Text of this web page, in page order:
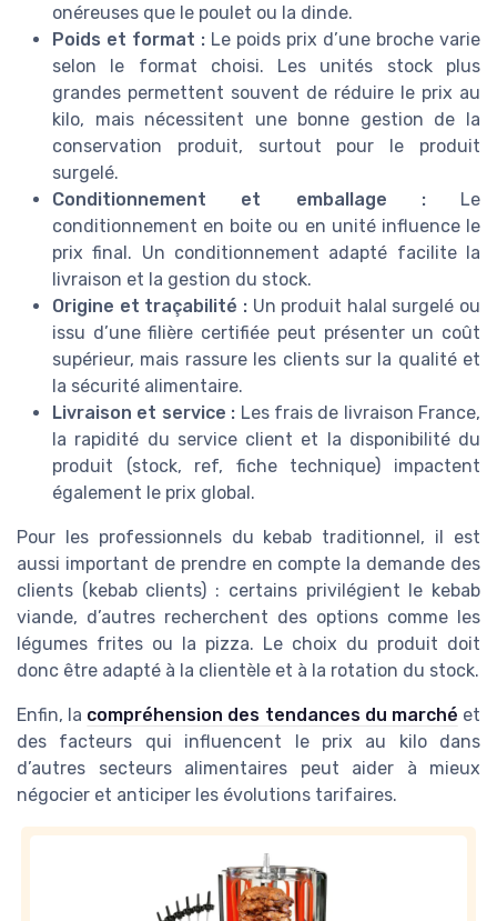
onéreuses que le poulet ou la dinde.
Poids et format : Le poids prix d’une broche varie
selon le format choisi. Les unités stock plus
grandes permettent souvent de réduire le prix au
kilo, mais nécessitent une bonne gestion de la
conservation produit, surtout pour le produit
surgelé.
Conditionnement et emballage :Le
conditionnement en boite ou en unité influence le
prix final. Un conditionnement adapté facilite la
livraison et la gestion du stock.
Origine et traçabilité :Un produit halal surgelé ou
issu d’une filière certifiée peut présenter un coût
supérieur, mais rassure les clients sur la qualité et
la sécurité alimentaire.
Livraison et service : Les frais de livraison France,
la rapidité du service client et la disponibilité du
produit (stock, ref, fiche technique) impactent
également le prix global.
Pour les professionnels du kebab traditionnel, il est
aussi important de prendre en compte la demande des
clients (kebab clients) : certains privilégient le kebab
viande, d’autres recherchent des options comme les
légumes frites ou la pizza. Le choix du produit doit
donc être adapté à la clientèle et à la rotation du stock.
Enfin, la compréhension des tendances du marché et
des facteurs qui influencent le prix au kilo dans
d’autres secteurs alimentaires peut aider à mieux
négocier et anticiper les évolutions tarifaires.